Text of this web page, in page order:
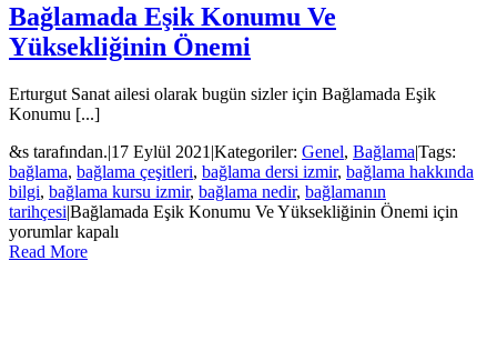
Bağlamada Eşik Konumu Ve
Yüksekliğinin Önemi
Erturgut Sanat ailesi olarak bugün sizler için Bağlamada Eşik
Konumu [...]
&s tarafından.|17 Eylül 2021 |Kategoriler: Genel, Bağlama|Tags:
bağlama, bağlama çeşitleri, bağlama dersi izmir, bağlama hakkında
bilgi, bağlama kursu izmir, bağlama nedir, bağlamanın
tarihçesi|Bağlamada Eşik Konumu Ve Yüksekliğinin Önemi için
yorumlar kapalı
Read More